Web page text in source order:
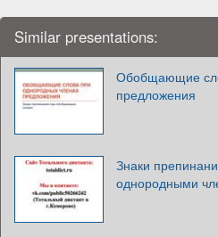
Similar presentations:
Обобщающие
предложения
Знаки
однородными